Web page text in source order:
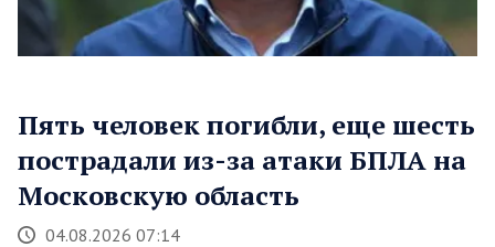
Пять человек погибли, еще шесть
пострадали из-за атаки БПЛА на
Московскую область
04.08.2026 07:14